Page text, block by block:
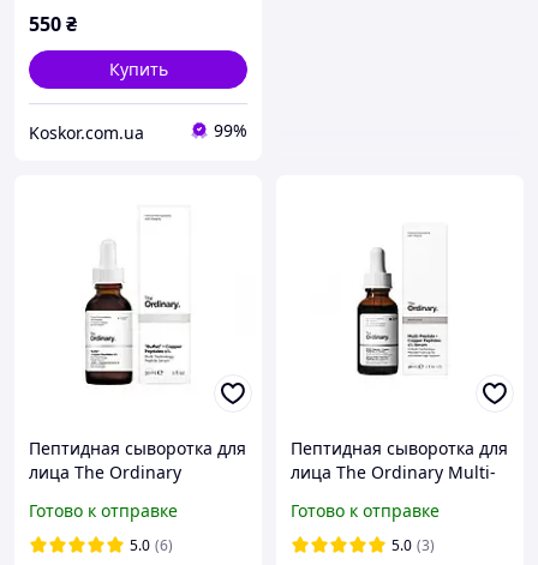
550₴
Купить
Koskor.com.ua 99%
Пептидная сыворотка для
лица The Ordinary
1% Multi-Technologies
Peptide
Готово к отправке
5.0 (6)
Пептидная сыворотка для
лица The Ordinary Multi-
1% 30 мл
Готово к отправке
5.0 (3)